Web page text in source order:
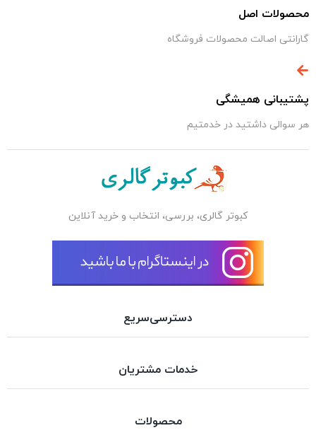
محصولات اصل
گارانتی اصالت محصولات فروشگاه
پشتیبانی همیشگی
هر سوالی داشتید در خدمتیم
کبوتر گالری، بررسی، انتخاب و خرید آنلاین
دسترسی‌سریع
خدمات مشتریان
محصولات